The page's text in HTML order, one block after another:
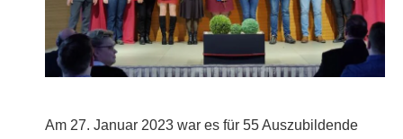
Am 27. Januar 2023 war es für 55 Auszubildende